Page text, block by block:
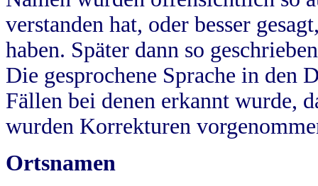
verstanden hat, oder besser
haben. Später dann so
Die gesprochene Sprache in
Fällen bei denen erkannt wurde,
wurden Korrekturen
Ortsnamen